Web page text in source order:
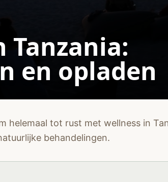
Tanzania:
en opladen
helemaal tot rust met wellness in
behandelingen.